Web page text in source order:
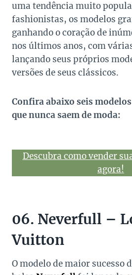
uma tendência muito
fashionistas, os modelos
ganhando o coração de
nos últimos anos, com
lançando seus próprios
versões de seus clássicos.
Confira abaixo seis
que nunca saem de moda:
Descubra como vender
agora!
06. Neverfull –
Vuitton
O modelo de maior sucesso